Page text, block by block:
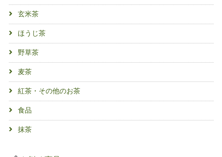
玄米茶
ほうじ茶
野草茶
麦茶
紅茶・その他のお茶
食品
抹茶